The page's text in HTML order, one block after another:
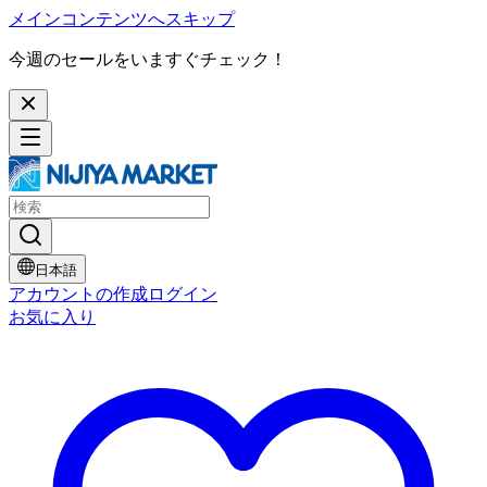
メインコンテンツへスキップ
今週のセールをいますぐチェック！
日本語
アカウントの作成ログイン
お気に入り